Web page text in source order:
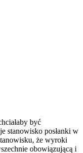
być
stanowisko posłanki w
że wyroki
obowiązującą i